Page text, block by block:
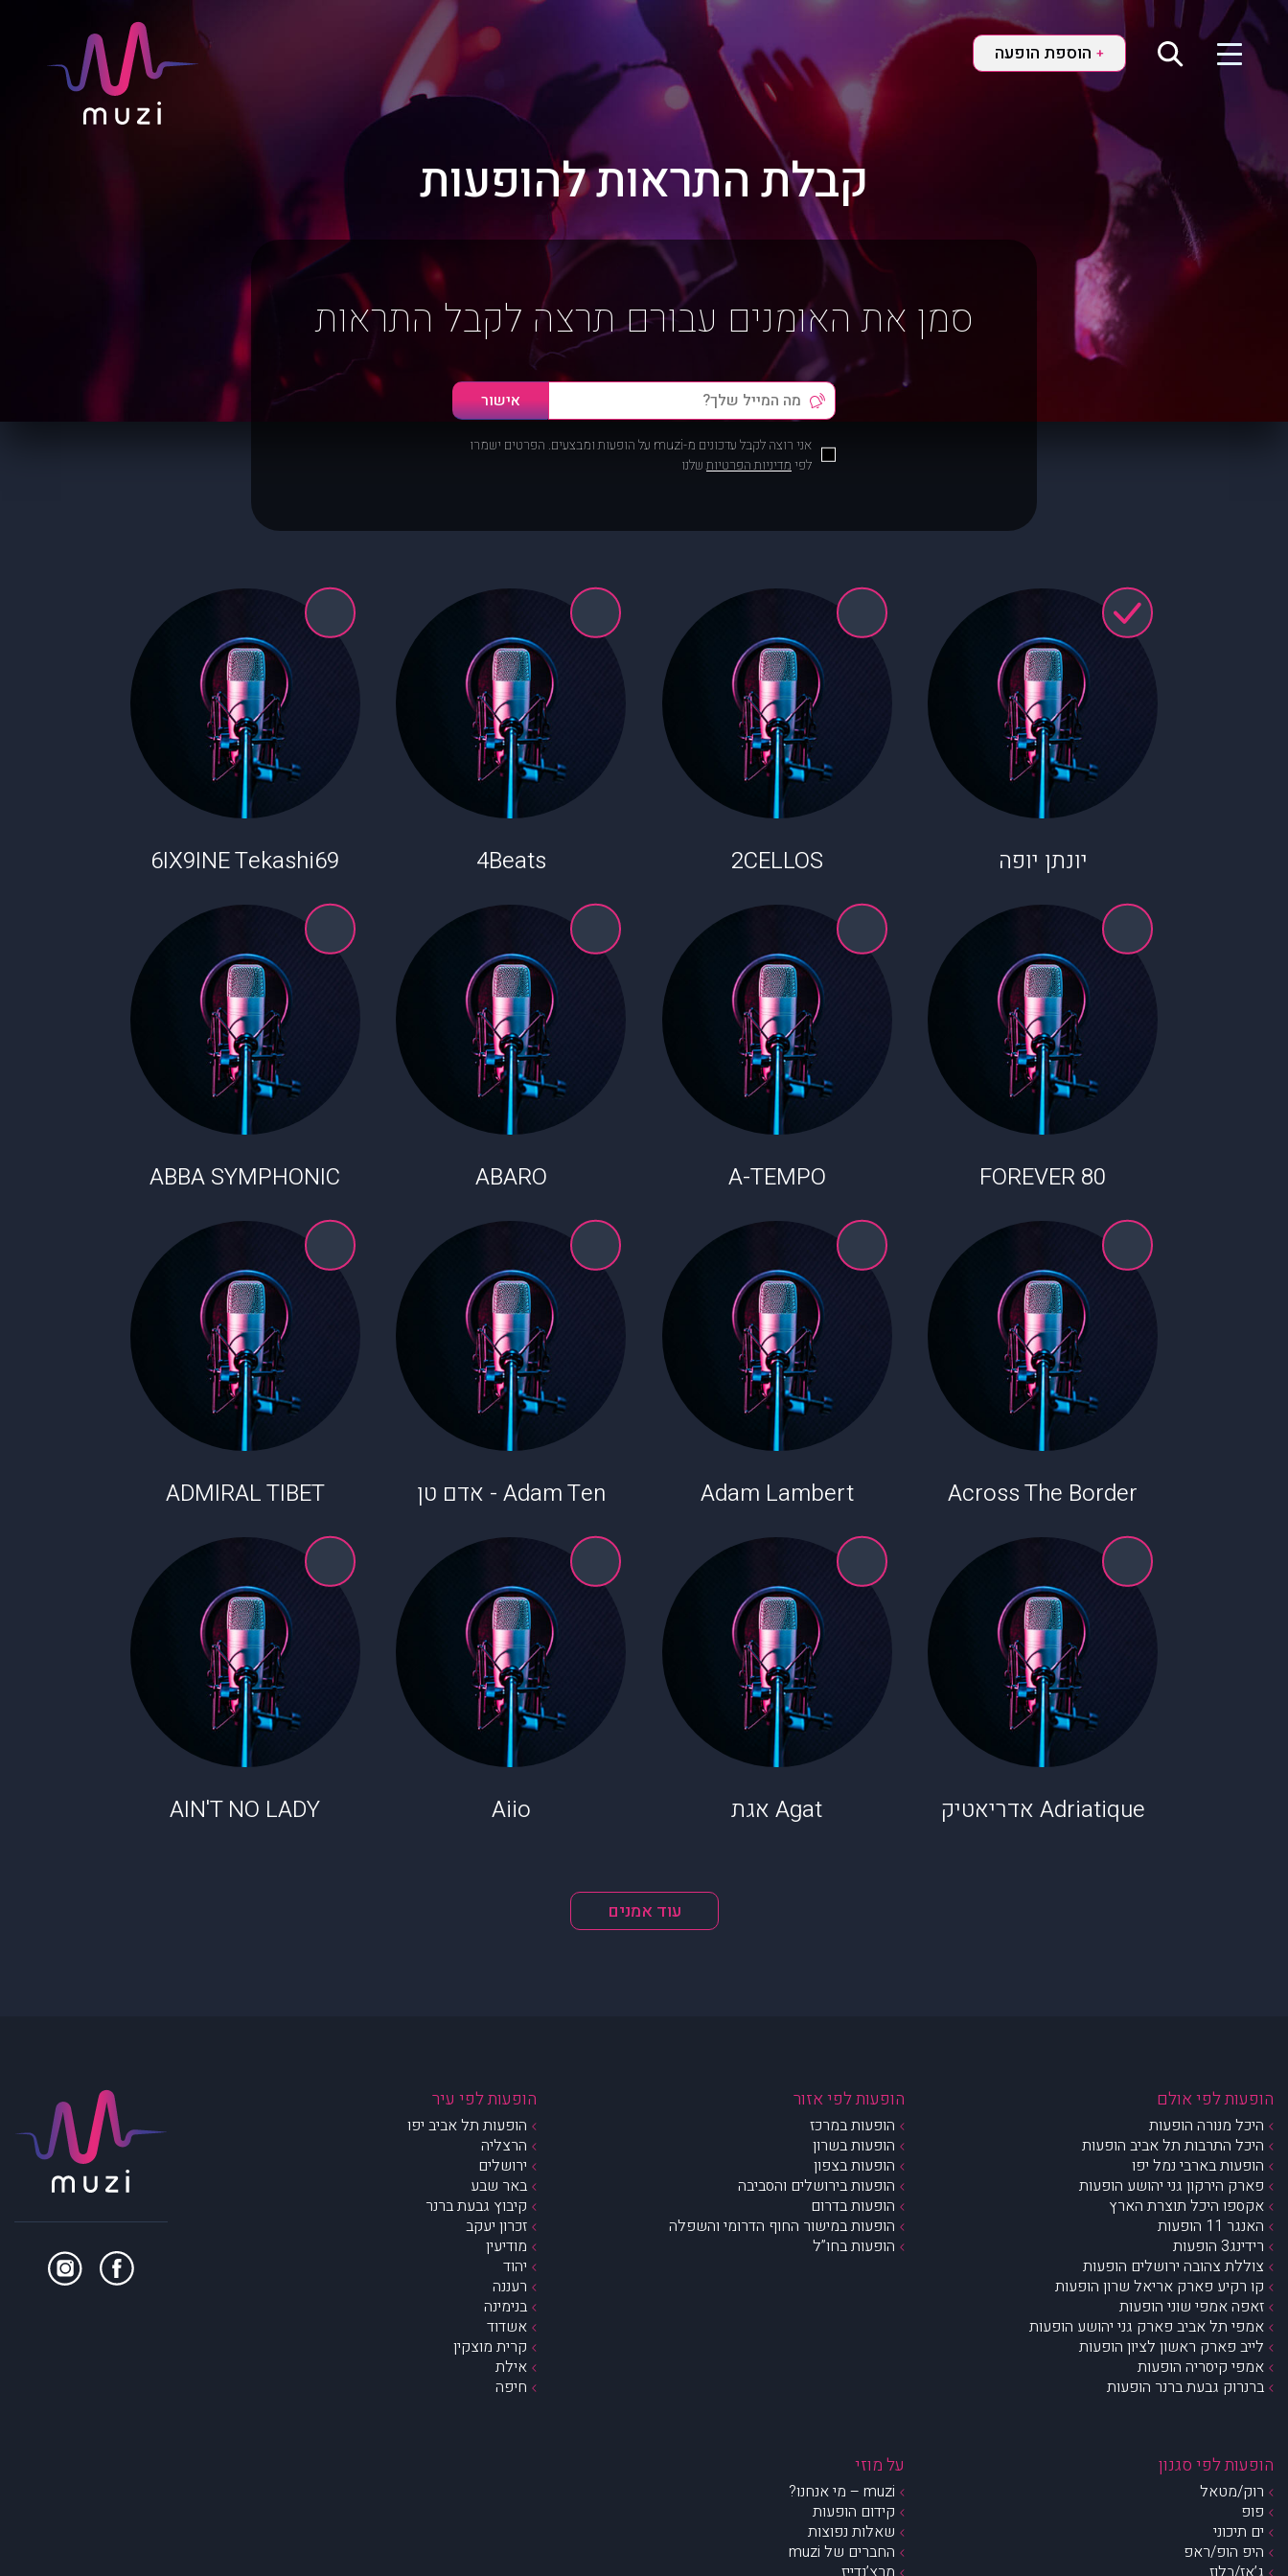
+ הוספת הופעה
קבלת התראות להופעות
סמן את האומנים עבורם תרצה לקבל התראות
אני רוצה לקבל עדכונים מ-muzi על הופעות ומבצעים. הפרטים ישמרו
לפימדיניות הפרטיותשלנו
יונתן יופה 2CELLOS
4Beats
6IX9INE Tekashi69
80 FOREVER
A-TEMPO
ABARO
ABBA SYMPHONIC
Across The Border
Adam Lambert Adam Ten - אדם טן ADMIRAL TIBET
Adriatique אדריאטיק Agat אגת Aiio
AIN'T NO LADY
עוד אמנים
הופעות לפי אולם
היכל מנורה הופעות
היכל התרבות תל אביב הופעות
הופעות בארבי נמל יפו
פארק הירקון גני יהושע הופעות
אקספו היכל תוצרת הארץ
האנגר 11 הופעות
רידינג3 הופעות
צוללת צהובה ירושלים הופעות
קו רקיע פארק אריאל שרון הופעות
זאפה אמפי שוני הופעות
אמפי תל אביב פארק גני יהושע הופעות
לייב פארק ראשון לציון הופעות
אמפי קיסריה הופעות
ברנרוק גבעת ברנר הופעות
הופעות לפי אזור
הופעות במרכז
הופעות בשרון
הופעות בצפון
הופעות בירושלים והסביבה
הופעות בדרום
הופעות במישור החוף הדרומי והשפלה
הופעות בחו”ל
הופעות לפי עיר
הופעות תל אביב יפו
הרצליה
ירושלים
באר שבע
קיבוץ גבעת ברנר
זכרון יעקב
מודיעין
יהוד
רעננה
בנימינה
אשדוד
קרית מוצקין
אילת
חיפה
הופעות לפי סגנון
רוק/מטאל
פופ
ים תיכוני
היפ הופ/ראפ
על מוזי
muzi – מי אנחנו?
קידום הופעות
שאלות נפוצות
החברים של muzi